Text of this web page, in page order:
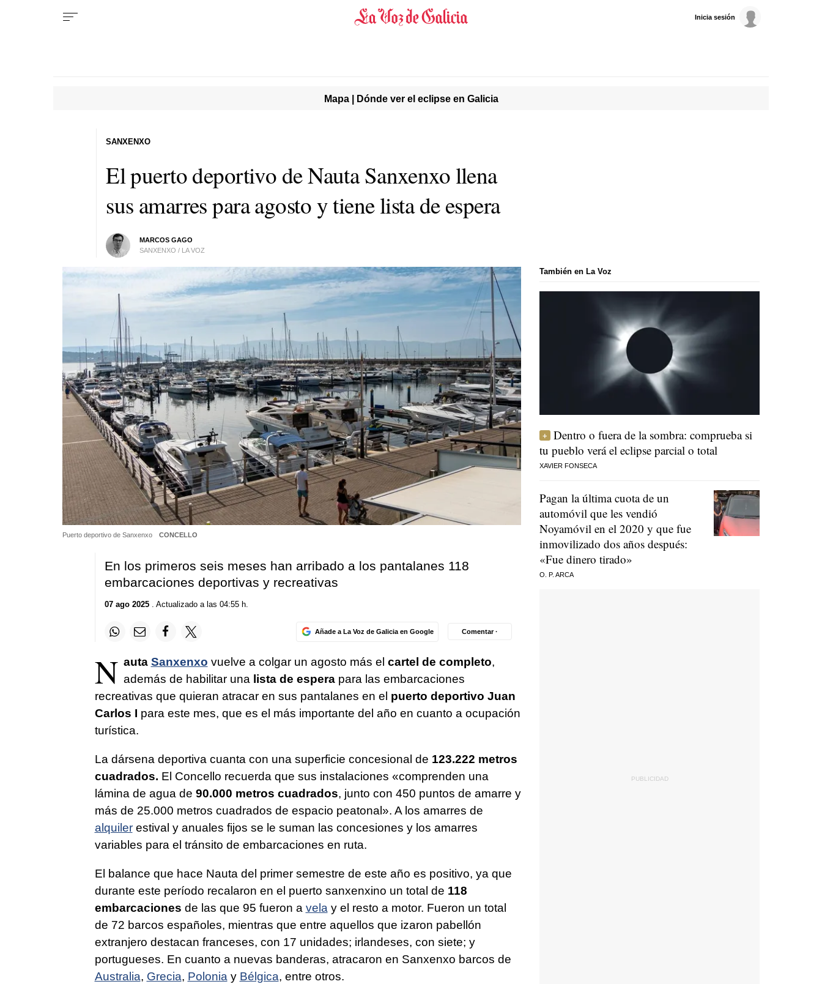
Inicia sesión
Mapa | Dónde ver el eclipse en Galicia
El puerto deportivo de Nauta Sanxenxo llena
sus amarres para agosto y tiene lista de espera
MARCOS GAGO
SANXENXO / LA VOZ
SANXENXO
Puerto deportivo de Sanxenxo CONCELLO
En los primeros seis meses han arribado a los pantalanes 118
embarcaciones deportivas y recreativas
07 ago 2025. Actualizado a las 04:55 h.
Añade a La Voz de Galicia en Google Comentar ·
N auta Sanxenxo vuelve a colgar un agosto más el cartel de completo,
además de habilitar unalista de esperapara las embarcaciones
recreativas que quieran atracar en sus pantalanes en el puerto deportivo Juan
Carlos I para este mes, que es el más importante del año en cuanto a ocupación
turística.
La dársena deportiva cuanta con una superficie concesional de 123.222 metros
cuadrados. El Concello recuerda que sus instalaciones «comprenden una
lámina de agua de 90.000 metros cuadrados, junto con 450 puntos de amarre y
más de 25.000 metros cuadrados de espacio peatonal». A los amarres de
alquilerestival y anuales fijos se le suman las concesiones y los amarres
variables para el tránsito de embarcaciones en ruta.
El balance que hace Nauta del primer semestre de este año es positivo, ya que
durante este período recalaron en el puerto sanxenxino un total de 118
embarcaciones de las que 95 fueron a velay el resto a motor. Fueron un total
de 72 barcos españoles, mientras que entre aquellos que izaron pabellón
extranjero destacan franceses, con 17 unidades; irlandeses, con siete; y
portugueses. En cuanto a nuevas banderas, atracaron en Sanxenxo barcos de
Australia, Grecia, Poloniay Bélgica, entre otros.
También en La Voz
Dentro o fuera de la sombra: comprueba si
tu pueblo verá el eclipse parcial o total
XAVIER FONSECA
Pagan la última cuota de un
automóvil que les vendió
Noyamóvil en el 2020 y que fue
inmovilizado dos años después:
«Fue dinero tirado»
O. P. ARCA